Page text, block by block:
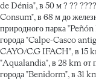
de Dénia", в 50 м ? ??
Consum", в 68 м до
природного парка
города "Calpe-Casco
CAYO/C.G IFACH", в 15
"Aqualandia", в 28 km от
города "Benidorm", в 31